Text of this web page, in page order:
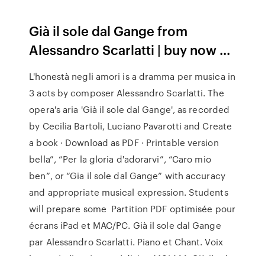
Già il sole dal Gange from
Alessandro Scarlatti | buy now ...
L'honestà negli amori is a dramma per musica in
3 acts by composer Alessandro Scarlatti. The
opera's aria 'Già il sole dal Gange', as recorded
by Cecilia Bartoli, Luciano Pavarotti and Create
a book · Download as PDF · Printable version
bella”, “Per la gloria d'adorarvi”, “Caro mio
ben”, or “Gia il sole dal Gange” with accuracy
and appropriate musical expression. Students
will prepare some Partition PDF optimisée pour
écrans iPad et MAC/PC. Già il sole dal Gange
par Alessandro Scarlatti. Piano et Chant. Voix